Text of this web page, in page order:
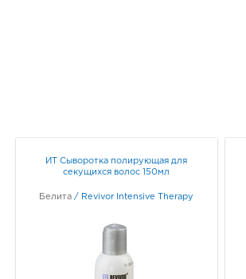
ИТ Сыворотка полирующая для
секущихся волос 150мл
Белита / Revivor Intensive Therapy